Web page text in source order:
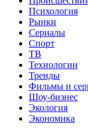
Психология
Рынки
Сериалы
Спорт
ТВ
Технологии
Тренды
Фильмы и
Шоу-бизнес
Экология
Экономика